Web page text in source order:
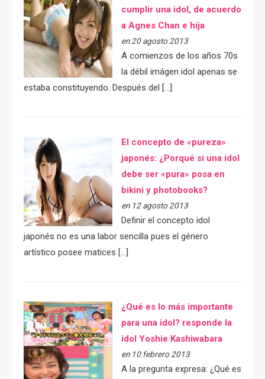
cumplir una idol, de acuerdo
a Agnes Chan e hija
en 20 agosto 2013
A comienzos de los años 70s
la débil imágen idol apenas se
estaba constituyendo. Después del […]
El concepto de «pureza»
japonés: ¿Porqué si una idol
debe ser «pura» posa en
bikini y photobooks?
en 12 agosto 2013
Definir el concepto idol
japonés no es una labor sencilla pues el género
artístico posee matices […]
¿Qué es lo más importante
para una idol? responde la
idol Yoshie Kashiwabara
en 10 febrero 2013
A la pregunta expresa: ¿Qué es